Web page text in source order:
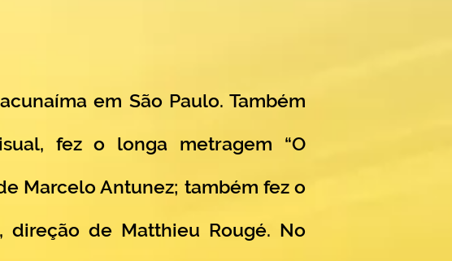
em São Paulo. Também
fez o longa metragem “O
Marcelo Antunez; também fez o
direção de Matthieu Rougé. No